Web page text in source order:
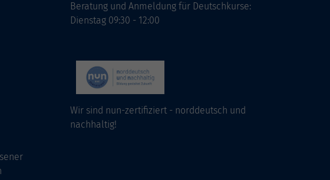
Beratung und Anmeldung für Deutschkurse:
Dienstag 09:30 - 12:00
Wir sind nun-zertifiziert - norddeutsch und
nachhaltig!